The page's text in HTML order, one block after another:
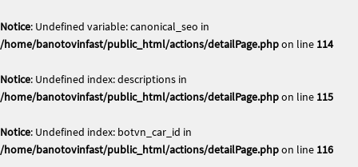
Notice: Undefined variable: canonical_seo in
/home/banotovinfast/public_html/actions/detailPage.phpon line 114
Notice: Undefined index: descriptions in
/home/banotovinfast/public_html/actions/detailPage.phpon line 115
Notice: Undefined index: botvn_car_id in
/home/banotovinfast/public_html/actions/detailPage.phpon line 116